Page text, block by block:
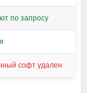
по запросу
софт удален